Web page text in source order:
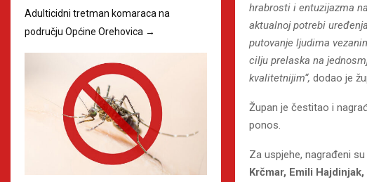
hrabrosti i entuzijazma
aktualnoj potrebi
putovanje ljudima
cilju prelaska na
kvalitetnijim“, dodao je
Župan je čestitao i
ponos.
Za uspjehe, nagrađeni su
Krčmar, Emili
Adulticidni tretman komaraca na
području Općine Orehovica →